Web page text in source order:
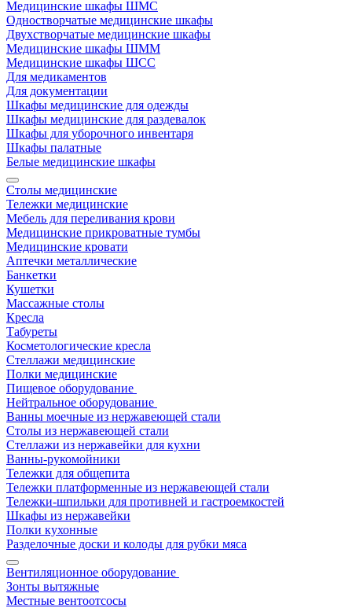
Медицинские шкафы ШМС
Одностворчатые медицинские шкафы
Двухстворчатые медицинские шкафы
Медицинские шкафы ШММ
Медицинские шкафы ШСС
Для медикаментов
Для документации
Шкафы медицинские для одежды
Шкафы медицинские для раздевалок
Шкафы для уборочного инвентаря
Шкафы палатные
Белые медицинские шкафы
Столы медицинские
Тележки медицинские
Мебель для переливания крови
Медицинские прикроватные тумбы
Медицинские кровати
Аптечки металлические
Банкетки
Кушетки
Массажные столы
Кресла
Табуреты
Косметологические кресла
Стеллажи медицинские
Полки медицинские
Пищевое оборудование
Нейтральное оборудование
Ванны моечные из нержавеющей стали
Столы из нержавеющей стали
Стеллажи из нержавейки для кухни
Ванны-рукомойники
Тележки для общепита
Тележки платформенные из нержавеющей стали
Тележки-шпильки для противней и гастроемкостей
Шкафы из нержавейки
Полки кухонные
Разделочные доски и колоды для рубки мяса
Вентиляционное оборудование
Зонты вытяжные
Местные вентоотсосы